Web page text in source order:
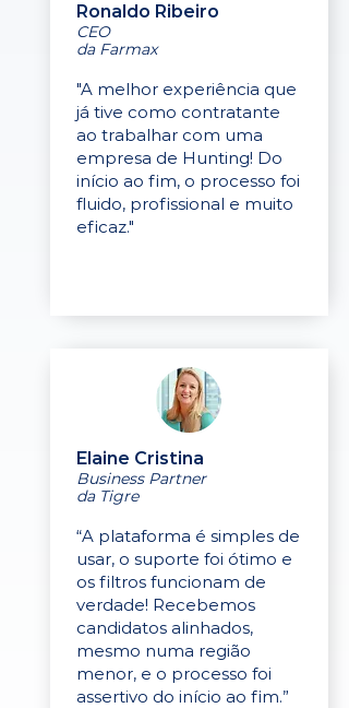
Ronaldo Ribeiro
CEO
da Farmax
"A melhor experiência que
já tive como contratante
ao trabalhar com uma
empresa de Hunting! Do
início ao fim, o processo foi
fluido, profissional e muito
eficaz."
Elaine Cristina
Business Partner
da Tigre
“A plataforma é simples de
usar, o suporte foi ótimo e
os filtros funcionam de
verdade! Recebemos
candidatos alinhados,
mesmo numa região
menor, e o processo foi
assertivo do início ao fim.”